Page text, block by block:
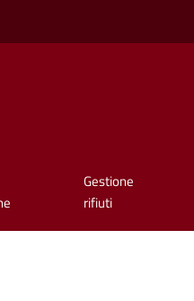
Gestione
rifiuti